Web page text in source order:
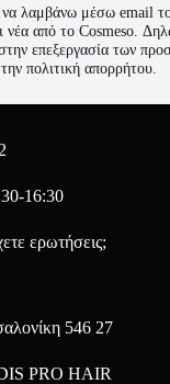
λαμβάνω μέσω email
από το Cosmeso.
επεξεργασία των
πολιτική απορρήτου.
16:30
ερωτήσεις;
546 27
PRO HAIR